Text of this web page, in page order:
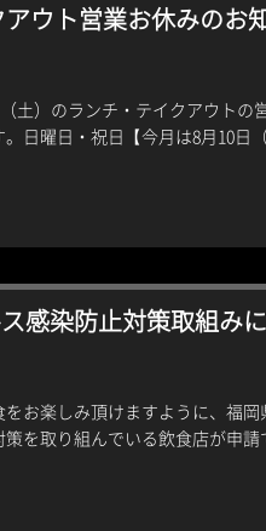
ウト営業お休みのお
土）のランチ・テイクアウト
日曜日・祝日【今月は8月10日
感染防止対策取組みに
お楽しみ頂けますように、福
を取り組んでいる飲食店が申